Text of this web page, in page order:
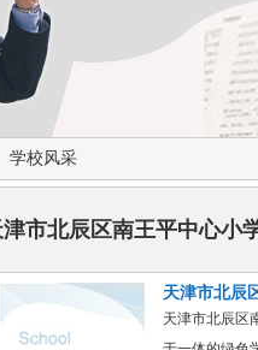
学校风采
津市北辰区南王平中心小
天津市北辰
天津市北辰区